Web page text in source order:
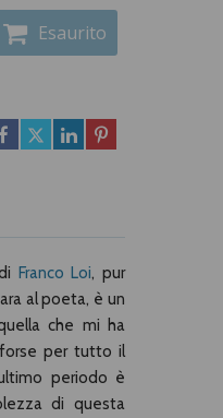
Esaurito
Franco Loi, pur
al poeta, è un
che mi ha
per tutto il
periodo è
di questa